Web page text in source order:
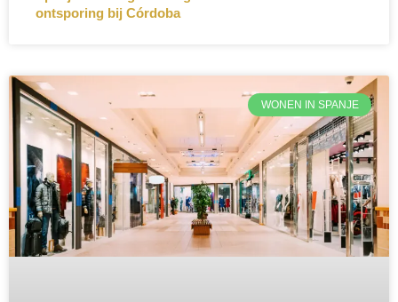
ontsporing bij Córdoba
WONEN IN SPANJE